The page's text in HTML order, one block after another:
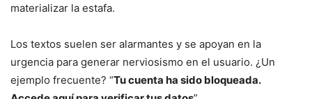
materializar la estafa.
Los textos suelen ser alarmantes y se apoyan en la
urgencia para generar nerviosismo en el usuario. ¿Un
ejemplo frecuente? “Tu cuenta ha sido bloqueada.